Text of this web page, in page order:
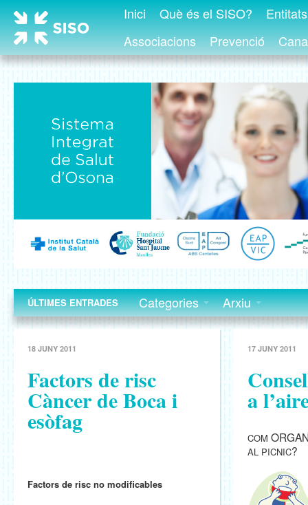
Inici Què és el SISO?
Associacions
Prevenció
ÚLTIMES ENTRADES Categories Arxiu
18 JUNY 2011
Factors de risc
Càncer de Boca i
esòfag
Factors de risc no modificables
17 JUNY 2011
a
COM
AL PICNIC?